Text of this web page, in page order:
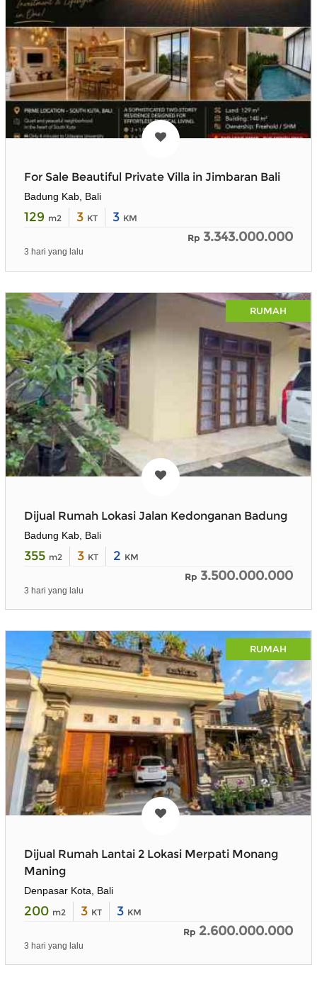
For Sale Beautiful Private Villa in Jimbaran Bali
Badung Kab, Bali
129 m2 3 KT 3 KM
Rp 3.343.000.000
3 hari yang lalu
RUMAH
Dijual Rumah Lokasi Jalan Kedonganan Badung
Badung Kab, Bali
355 m2 3 KT 2 KM
Rp 3.500.000.000
3 hari yang lalu
RUMAH
Dijual Rumah Lantai 2 Lokasi Merpati Monang
Maning
Denpasar Kota, Bali
200 m2 3 KT 3 KM
Rp 2.600.000.000
3 hari yang lalu